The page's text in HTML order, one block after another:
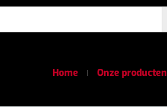
Home Onze producten